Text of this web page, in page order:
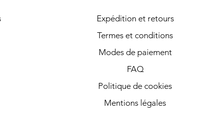
Expédition et retours
Termes et conditions
Modes de paiement
FAQ
Politique de cookies
Mentions légales